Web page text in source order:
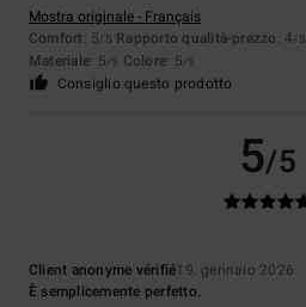
Mostra originale - Français
Comfort: 5/5 Rapporto qualità-prezzo: 4/5
Materiale: 5/5 Colore: 5/5
Consiglio questo prodotto
5/5
Client anonyme vérifié19. gennaio 2026
È semplicemente perfetto.